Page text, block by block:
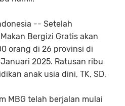
-- Setelah
Bergizi Gratis akan
orang di 26 provinsi di
2025. Ratusan ribu
anak usia dini, TK, SD,
MBG telah berjalan mulai